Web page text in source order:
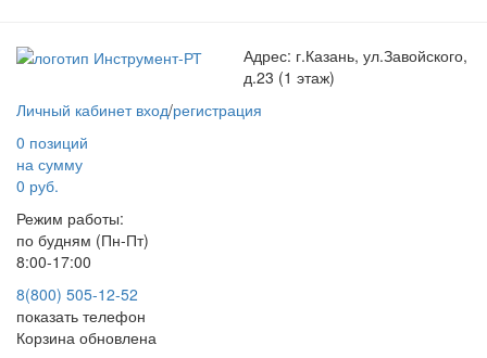
Адрес: г.Казань, ул.Завойского,
д.23 (1 этаж)
Личный кабинет вход/регистрация
0 позиций
на сумму
0 руб.
Режим работы:
по будням (Пн-Пт)
8:00-17:00
8(800) 505-12-52
показать телефон
Корзина обновлена